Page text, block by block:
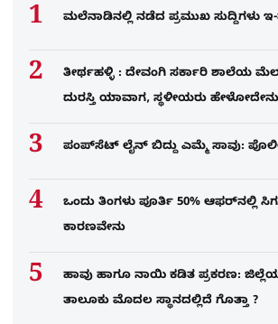
ಮಲೆನಾಡಿನಲ್ಲಿ ನಡೆದ ಪ್ರಮುಖ ಸುದ್ದಿಗಳು
ತೀರ್ಥಹಳ್ಳಿ : ದೇವಂಗಿ ಸರ್ಕಾರಿ ಶಾಲೆಯ
ದುರಸ್ತಿ ಯಾವಾಗ, ಸ್ಥಳೀಯರು ಹೇಳೋದೇನು
ಪಂಪ್‌ಸೆಟ್ ಲೈನ್ ಬಿದ್ದು ಎಮ್ಮೆ ಸಾವು:
ಒಂದು ತಿಂಗಳು ಪೂರ್ತಿ 50% ಆಫರ್​ನಲ್ಲಿ
ಕಾರಣವೇನು
ಹಾವು ಹಾಗೂ ನಾಯಿ ಕಡಿತ ಪ್ರಕರಣ:
ತಾಲೂಕು ಮೊದಲ ಸ್ಥಾನದಲ್ಲಿದೆ ಗೊತ್ತಾ ?